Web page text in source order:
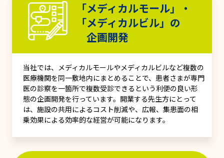
「メディカルモール」・
「メディカルビル」の
企画開発
当社では、メディカルモールやメディカルビルなど複数の
医療機関を同一敷地内にまとめることで、患者さまが専門
医の診察を一箇所で複数受診できるという利便の良い形
態の企画開発を行っています。開業する先生方にとって
は、施設の共用によるコスト削減や、広報、集患面の相
乗効果による効率的な経営が可能になります。